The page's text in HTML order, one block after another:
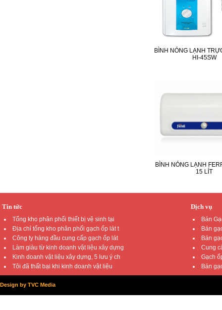
BÌNH NÓNG LẠNH
HI-45SW
BÌNH NÓNG LẠNH
15 LÍT
Tin tức
Tổng kho phân phối thiết bị vệ sinh tại
Địa chỉ tổng kho phân phối gạch ốp lát t
Công ty hàng đầu cung cấp gạch ốp lát
Làm giàu từ kinh doanh vật liệu xây dựng
Kinh doanh vật liệu xây dựng, 5 lưu ý ch
Tôi đã thất bại khi kinh doanh vật liệu
Dịch vụ
Bán
Bán
Bán
Cung
Gạch
Bán
Design by TVC Media